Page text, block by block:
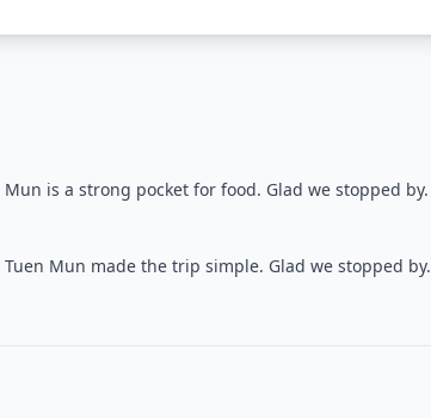
is a strong pocket for food. Glad we stopped by.
Mun made the trip simple. Glad we stopped by.